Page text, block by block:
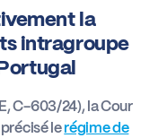
la
intragroupe
C-603/24), la Cour
lerégime de